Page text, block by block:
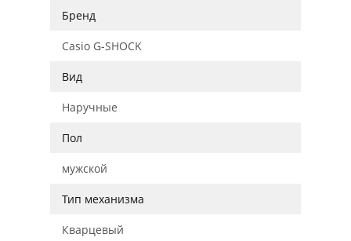
Бренд
Casio G-SHOCK
Вид
Наручные
Пол
мужской
Тип механизма
Кварцевый